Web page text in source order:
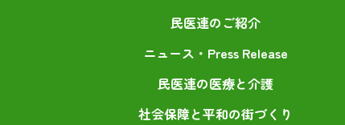
民医連のご紹介
ニュース・Press Release
民医連の医療と介護
社会保障と平和の街づくり